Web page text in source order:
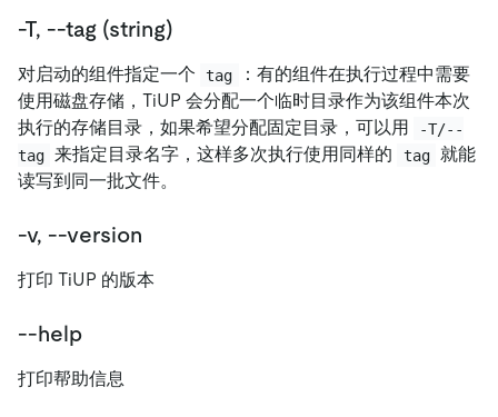
-T, --tag (string)
对启动的组件指定一个 tag
：有的组件在执行过程中需要
使用磁盘存储，TiUP 会分配一个临时目录作为该组件本次
执行的存储目录，如果希望分配固定目录，可以用
-T/--
tag 来指定目录名字，这样多次执行使用同样的 tag 就能
读写到同一批文件。
-v, --version
打印 TiUP 的版本
--help
打印帮助信息